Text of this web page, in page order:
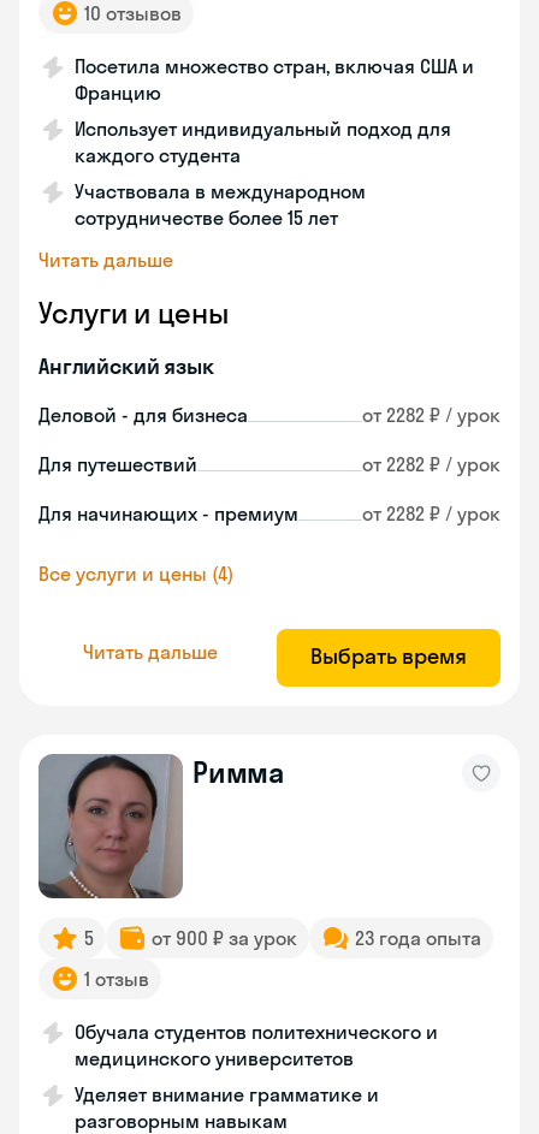
10 отзывов
Посетила множество стран, включая США и
Францию
Использует индивидуальный подход для
каждого студента
Участвовала в международном
сотрудничестве более 15 лет
Читать дальше
Услуги и цены
Английский язык
Деловой - для бизнеса от 2282 ₽ / урок
Для путешествий от 2282 ₽ / урок
Для начинающих - премиум от 2282 ₽ / урок
Все услуги и цены (4)
Читать дальше Выбрать время
Римма
5 от 900 ₽ за урок
23 года опыта
1 отзыв
Обучала студентов политехнического и
медицинского университетов
Уделяет внимание грамматике и
разговорным навыкам